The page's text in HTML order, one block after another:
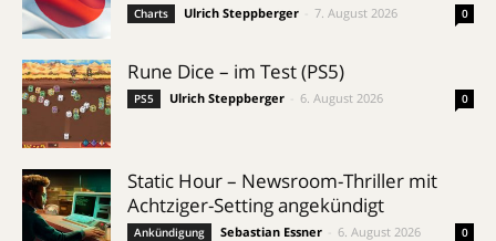
Charts Ulrich Steppberger 7. August 2026 0
Rune Dice – im Test (PS5)
PS5 Ulrich Steppberger 6. August 2026 0
Static Hour – Newsroom-Thriller mit
Achtziger-Setting angekündigt
Ankündigung Sebastian Essner 6. August 2026 0